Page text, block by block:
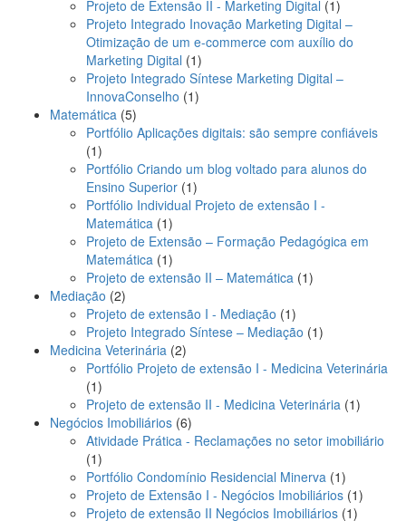
produto
Projeto de Extensão II - Marketing Digital 11
produto
Projeto Integrado Inovação Marketing Digital –
Otimização de um e-commerce com auxílio do
Marketing Digital 11
produto
Projeto Integrado Síntese Marketing Digital –
InnovaConselho 11
Matemática 55
produtos
Portfólio Aplicações digitais: são sempre confiáveis
11
produto
Portfólio Criando um blog voltado para alunos do
Ensino Superior 11
produto
Portfólio Individual Projeto de extensão I -
Matemática 11
produto
Projeto de Extensão – Formação Pedagógica em
Matemática 11
produto
Projeto de extensão II – Matemática 11
Mediação 22
produtos
Projeto de extensão I - Mediação 11
produto
Projeto Integrado Síntese – Mediação 11
Medicina Veterinária 22
produtos
Portfólio Projeto de extensão I - Medicina Veterinária
11
produto
Projeto de extensão II - Medicina Veterinária 11
Negócios Imobiliários 66
produtos
Atividade Prática - Reclamações no setor imobiliário
11
produto
Portfólio Condomínio Residencial Minerva 11
produto
Projeto de Extensão I - Negócios Imobiliários 11
Projeto de extensão II Negócios Imobiliários 11